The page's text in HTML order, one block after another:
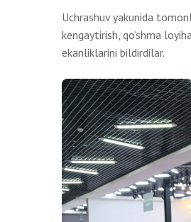
Uchrashuv yakunida
kengaytirish, qo‘shma
ekanliklarini bildirdilar.